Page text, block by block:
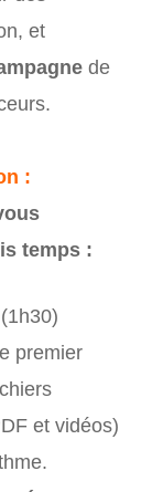
et
de
:
temps :
premier
et vidéos)